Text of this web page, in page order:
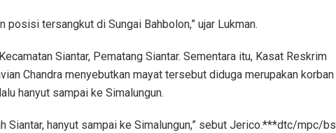
posisi tersangkut di Sungai Bahbolon,” ujar Lukman.
Siantar, Pematang Siantar. Sementara itu, Kasat Reskrim
Chandra menyebutkan mayat tersebut diduga merupakan korban
hanyut sampai ke Simalungun.
Siantar, hanyut sampai ke Simalungun,” sebut Jerico.***dtc/mpc/bs